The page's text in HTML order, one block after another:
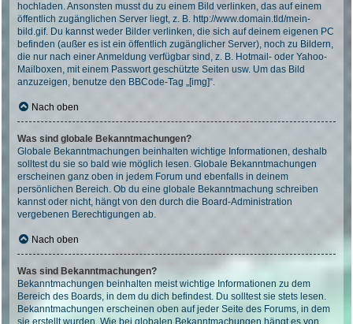
hochladen. Ansonsten musst du zu einem Bild verlinken, das auf einem
öffentlich zugänglichen Server liegt, z. B. http://www.domain.tld/mein-
bild.gif. Du kannst weder Bilder verlinken, die sich auf deinem eigenen PC
befinden (außer es ist ein öffentlich zugänglicher Server), noch zu Bildern,
die nur nach einer Anmeldung verfügbar sind, z. B. Hotmail- oder Yahoo-
Mailboxen, mit einem Passwort geschützte Seiten usw. Um das Bild
anzuzeigen, benutze den BBCode-Tag „[img]“.
Nach oben
Was sind globale Bekanntmachungen?
Globale Bekanntmachungen beinhalten wichtige Informationen, deshalb
solltest du sie so bald wie möglich lesen. Globale Bekanntmachungen
erscheinen ganz oben in jedem Forum und ebenfalls in deinem
persönlichen Bereich. Ob du eine globale Bekanntmachung schreiben
kannst oder nicht, hängt von den durch die Board-Administration
vergebenen Berechtigungen ab.
Nach oben
Was sind Bekanntmachungen?
Bekanntmachungen beinhalten meist wichtige Informationen zu dem
Bereich des Boards, in dem du dich befindest. Du solltest sie stets lesen.
Bekanntmachungen erscheinen oben auf jeder Seite des Forums, in dem
sie erstellt wurden. Wie bei globalen Bekanntmachungen hängt es von